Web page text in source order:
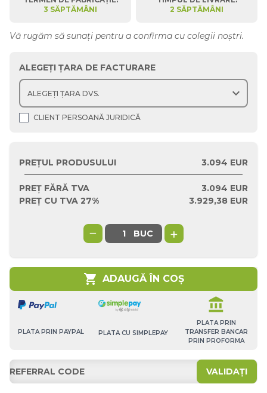
Vă rugăm să sunați pentru a confirma cu colegii noștri.
3 SĂPTĂMÂNI
2 SĂPTĂMÂNI
ALEGEȚI ȚARA DE FACTURARE
expand_more
CLIENT PERSOANĂ JURIDICĂ
PREȚUL PRODUSULUI 3.094 EUR
PREȚ FĂRĂ TVA 3.094 EUR
PREȚ CU TVA 27%
3.929,38 EUR
− BUC +
shopping_cart ADAUGĂ ÎN COȘ
PLATA PRIN PAYPAL PLATA CU SIMPLEPAY
account_balance
PLATA PRIN
TRANSFER BANCAR
PRIN PROFORMA
VALIDAȚI